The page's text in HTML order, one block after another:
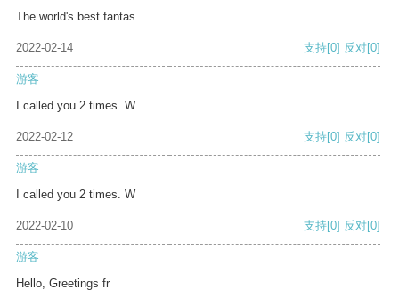
The world's best fantas
2022-02-14 支持[0] 反对[0]
游客
I called you 2 times. W
2022-02-12 支持[0] 反对[0]
游客
I called you 2 times. W
2022-02-10 支持[0] 反对[0]
游客
Hello, Greetings fr